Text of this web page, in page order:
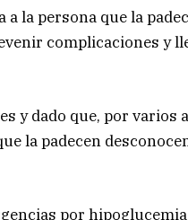
la persona que la
complicaciones y
y dado que, por varios
la padecen
por